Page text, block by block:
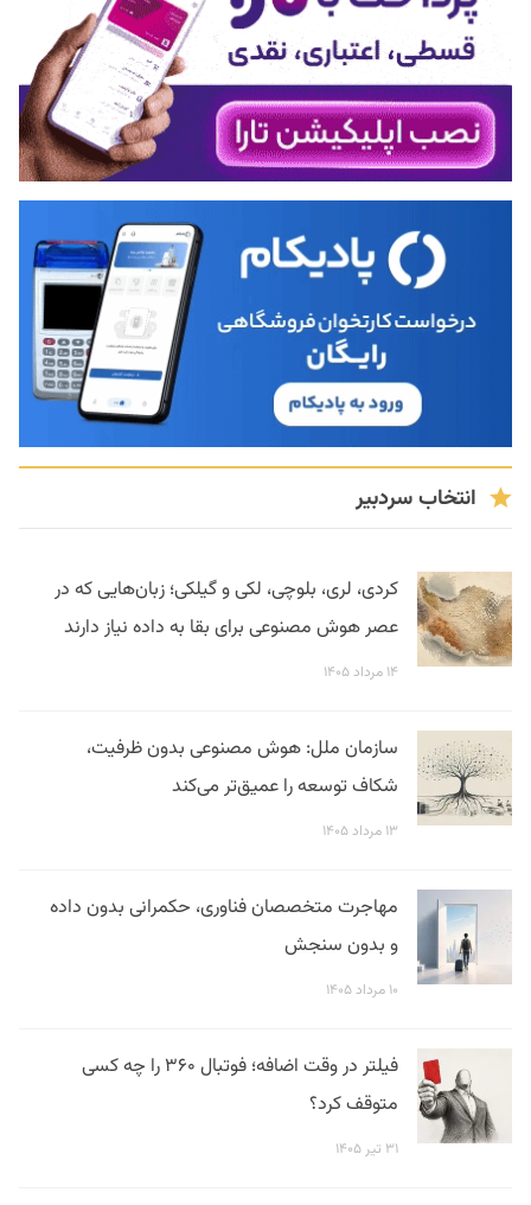
انتخاب سردبیر
کردی، لری، بلوچی، لکی و گیلکی؛ زبان‌هایی که در
عصر هوش مصنوعی برای بقا به داده نیاز دارند
۱۴ مرداد ۱۴۰۵
سازمان ملل: هوش مصنوعی بدون ظرفیت،
شکاف توسعه را عمیق‌تر می‌کند
۱۳ مرداد ۱۴۰۵
مهاجرت متخصصان فناوری، حکمرانی بدون داده
و بدون سنجش
۱۰ مرداد ۱۴۰۵
فیلتر در وقت اضافه؛ فوتبال ۳۶۰ را چه کسی
متوقف کرد؟
۳۱ تیر ۱۴۰۵